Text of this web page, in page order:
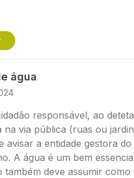
água
responsável, ao
na via pública (ruas ou
avisar a entidade gestora do
A água é um bem
também deve assumir como